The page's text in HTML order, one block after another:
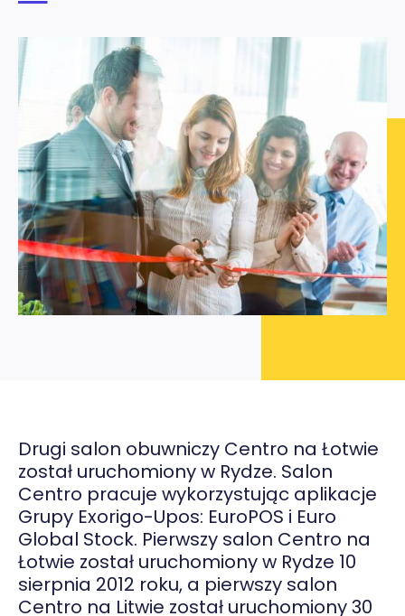
Drugi salon obuwniczy Centro na Łotwie
został uruchomiony w Rydze. Salon
Centro pracuje wykorzystując aplikacje
Grupy Exorigo-Upos: EuroPOS i Euro
Global Stock. Pierwszy salon Centro na
Łotwie został uruchomiony w Rydze 10
sierpnia 2012 roku, a pierwszy salon
Centro na Litwie został uruchomiony 30